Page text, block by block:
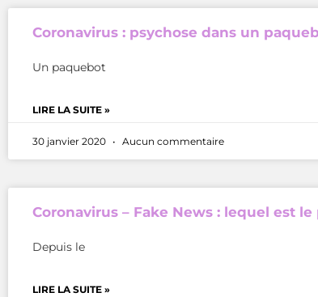
Coronavirus : psychose dans un
Un paquebot
LIRE LA SUITE »
30 janvier 2020 Aucun commentaire
Coronavirus – Fake News : lequel est
Depuis le
LIRE LA SUITE »